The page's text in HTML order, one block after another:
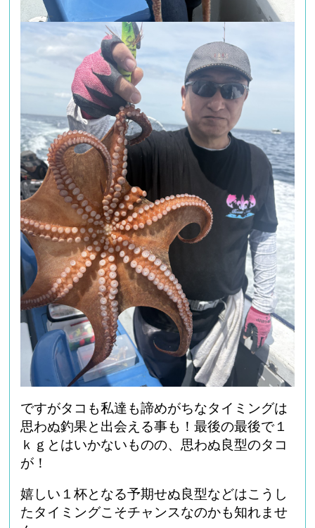
ですがタコも私達も諦めがちなタイミングは
思わぬ釣果と出会える事も！最後の最後で１
ｋｇとはいかないものの、思わぬ良型のタコ
が！
嬉しい１杯となる予期せぬ良型などはこうし
たタイミングこそチャンスなのかも知れませ